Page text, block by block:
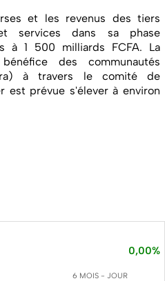
et les revenus des tiers
services dans sa phase
à 1 500 milliards FCFA. La
des communautés
à travers le comité de
est prévue s'élever à environ
0,00%
6 MOIS - JOUR